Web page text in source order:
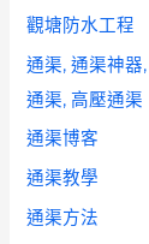
觀塘防水工程
通渠, 通渠神器
通渠, 高壓通渠
通渠博客
通渠教學
通渠方法